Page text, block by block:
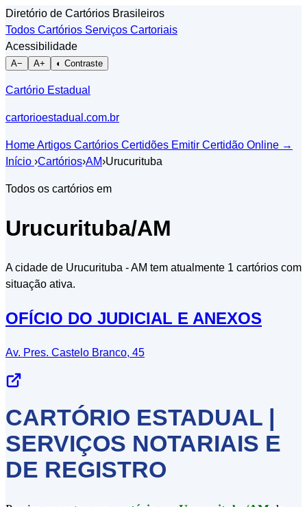
Diretório de Cartórios Brasileiros
Todos Cartórios Serviços Cartoriais
Acessibilidade
A− A+ ◐ Contraste
Cartório Estadual
cartorioestadual.com.br
HomeArtigos Cartórios Certidões Emitir Certidão Online →
Início ›Cartórios›AM›Urucurituba
Todos os cartórios em
Urucurituba/AM
A cidade de Urucurituba - AM tem atualmente 1 cartórios com
situação ativa.
OFÍCIO DO JUDICIAL E ANEXOS
Av. Pres. Castelo Branco, 45
CARTÓRIO ESTADUAL |
SERVIÇOS NOTARIAIS E
DE REGISTRO